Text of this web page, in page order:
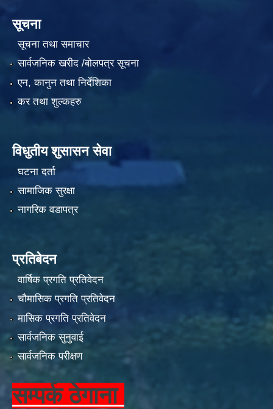
सूचना
सूचना तथा समाचार
सार्वजनिक खरीद /बोलपत्र सूचना
एन, कानुन तथा निर्देशिका
कर तथा शुल्कहरु
विधुतीय शुसासन सेवा
घटना दर्ता
सामाजिक सुरक्षा
नागरिक वडापत्र
प्रतिबेदन
वार्षिक प्रगति प्रतिवेदन
चौमासिक प्रगति प्रतिवेदन
मासिक प्रगति प्रतिवेदन
सार्वजनिक सुनुवाई
सार्वजनिक परीक्षण
सम्पर्क ठेगाना